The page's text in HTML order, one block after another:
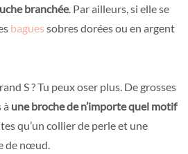
branchée. Par ailleurs, si elle se
bagues sobres dorées ou en argent
S ? Tu peux oser plus. De grosses
à une broche de n’importe quel motif
qu’un collier de perle et une
de nœud.